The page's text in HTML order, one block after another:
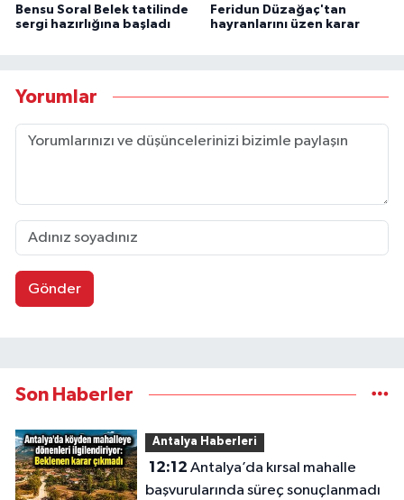
Bensu Soral Belek tatilinde
sergi hazırlığına başladı
Feridun Düzağaç'tan
hayranlarını üzen karar
Yorumlar
Gönder
Son Haberler
Antalya Haberleri
12:12
başvurularında süreç sonuçlanmadı